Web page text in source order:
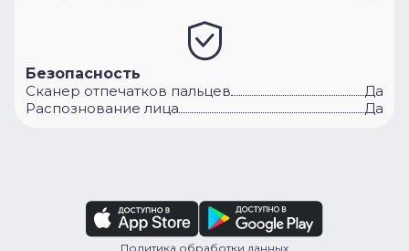
Безопасность
Сканер отпечатков пальцев
Да
Распознование лица
Да
Политика обработки данных